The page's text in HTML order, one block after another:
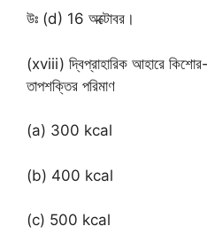
উঃ (d) 16 অক্টোবর।
(xviii) দ্বিপ্রাহারিক আহারে কিশোর-
তাপশক্তির পরিমাণ
(a) 300 kcal
(b) 400 kcal
(c) 500 kcal